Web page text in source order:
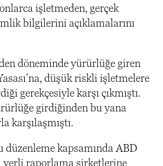
işletmeden, gerçek
bilgilerini açıklamalarını
döneminde yürürlüğe giren
düşük riskli işletmelere
gerekçesiyle karşı çıkmıştı.
girdiğinden bu yana
karşılaşmıştı.
düzenleme kapsamında ABD
yerli raporlama şirketlerine